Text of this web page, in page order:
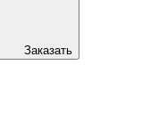
Заказать